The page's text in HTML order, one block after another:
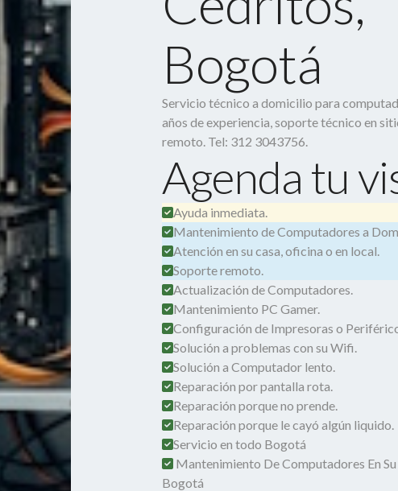
Bogotá
Servicio técnico a domicilio para
años de experiencia, soporte técnico en
remoto. Tel: 312 3043756.
Agenda tu
Ayuda inmediata.
Mantenimiento de Computadores a
Atención en su casa, oficina o en local.
Soporte remoto.
Actualización de Computadores.
Mantenimiento PC Gamer.
Configuración de Impresoras o
Solución a problemas con su Wifi.
Solución a Computador lento.
Reparación por pantalla rota.
Reparación porque no prende.
Reparación porque le cayó algún liquido.
Servicio en todo Bogotá
Mantenimiento De Computadores En
Bogotá